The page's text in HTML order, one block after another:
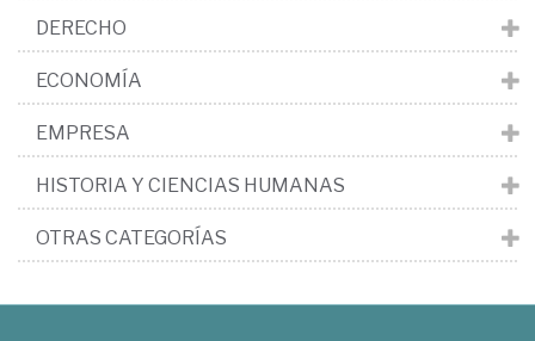
DERECHO
ECONOMÍA
EMPRESA
HISTORIA Y CIENCIAS HUMANAS
OTRAS CATEGORÍAS